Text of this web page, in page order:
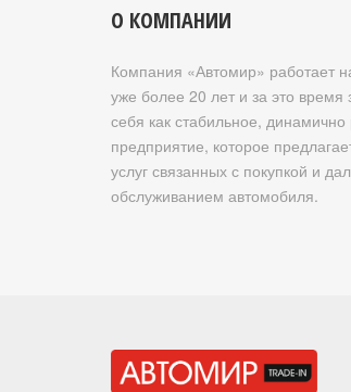
О КОМПАНИИ
Компания «Автомир» работает
уже более 20 лет и за это время
себя как стабильное,
предприятие, которое
услуг связанных с покупкой и
обслуживанием автомобиля.